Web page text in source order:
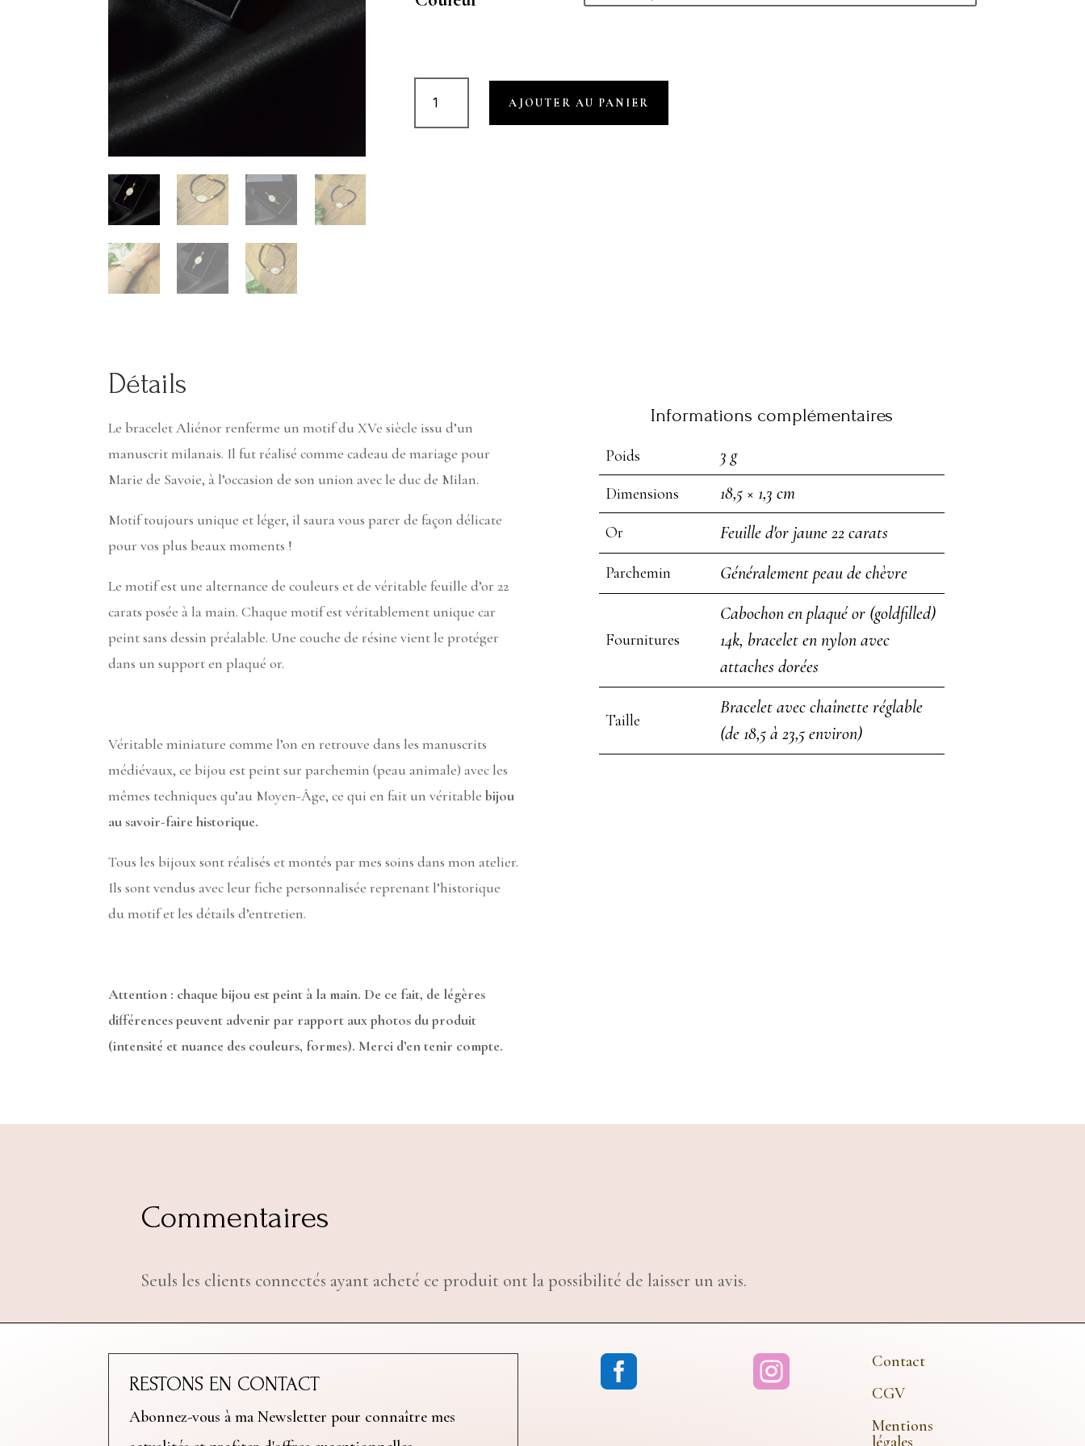
quantité
de
AJOUTER AU PANIER
Détails
Le bracelet Aliénor renferme un motif du XVe siècle issu d’un
manuscrit milanais. Il fut réalisé comme cadeau de mariage pour
Marie de Savoie, à l’occasion de son union avec le duc de Milan.
Motif toujours unique et léger, il saura vous parer de façon délicate
pour vos plus beaux moments !
Le motif est une alternance de couleurs et de véritable feuille d’or 22
carats posée à la main. Chaque motif est véritablement unique car
peint sans dessin préalable. Une couche de résine vient le protéger
dans un support en plaqué or.
Véritable miniature comme l’on en retrouve dans les manuscrits
médiévaux, ce bijou est peint sur parchemin (peau animale) avec les
mêmes techniques qu’au Moyen-Âge, ce qui en fait un véritablebijou
au savoir-faire historique.
Tous les bijoux sont réalisés et montés par mes soins dans mon atelier.
Ils sont vendus avec leur fiche personnalisée reprenant l’historique
du motif et les détails d’entretien.
Attention : chaque bijou est peint à la main. De ce fait, de légères
différences peuvent advenir par rapport aux photos du produit
(intensité et nuance des couleurs, formes). Merci d’en tenir compte.
Informations complémentaires
Poids 3 g
Dimensions 18,5 × 1,3 cm
Or Feuille d'or jaune 22 carats
Parchemin Généralement peau de chèvre
Fournitures
Cabochon en plaqué or (goldfilled)
14k, bracelet en nylon avec
attaches dorées
Taille
Bracelet avec chaînette réglable
(de 18,5 à 23,5 environ)
Commentaires
Seuls les clients connectés ayant acheté ce produit ont la possibilité de laisser un avis.
RESTONS EN CONTACT
Abonnez-vous à ma Newsletter pour connaître mes
 
Contact
CGV
Mentions